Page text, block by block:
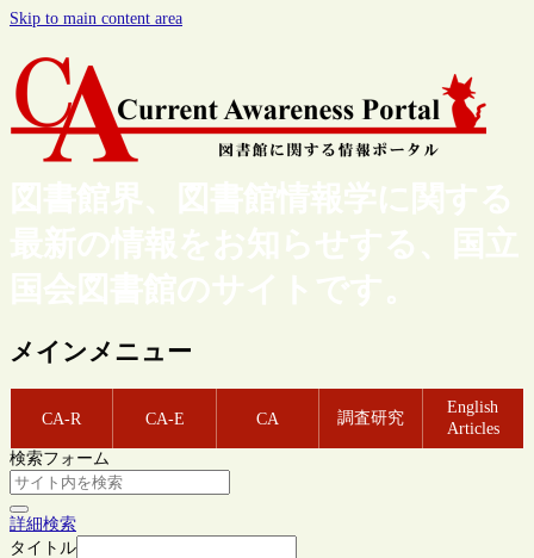
Skip to main content area
図書館界、図書館情報学に関する
最新の情報をお知らせする、国立
国会図書館のサイトです。
メインメニュー
CA-R CA-E CA 調査研究
English
Articles
検索フォーム
詳細検索
タイトル